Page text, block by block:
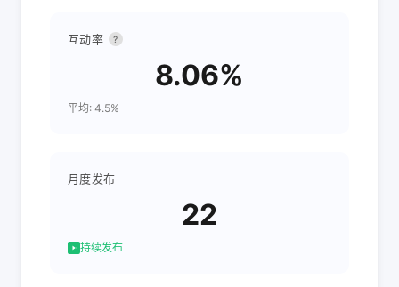
互动率 ?
8.06%
平均: 4.5%
月度发布
22
持续发布